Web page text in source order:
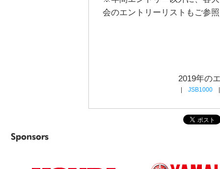
会のエントリーリストもご参
2019年の
JSB1000